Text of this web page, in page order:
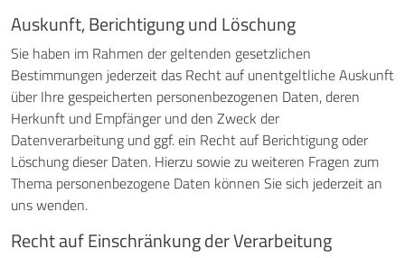
Auskunft, Berichtigung und Löschung
Sie haben im Rahmen der geltenden gesetzlichen
Bestimmungen jederzeit das Recht auf unentgeltliche Auskunft
über Ihre gespeicherten personenbezogenen Daten, deren
Herkunft und Empfänger und den Zweck der
Datenverarbeitung und ggf. ein Recht auf Berichtigung oder
Löschung dieser Daten. Hierzu sowie zu weiteren Fragen zum
Thema personenbezogene Daten können Sie sich jederzeit an
uns wenden.
Recht auf Einschränkung der Verarbeitung